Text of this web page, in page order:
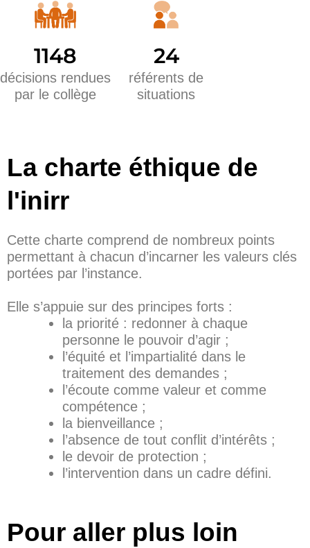
1148
décisions rendues
par le collège
24
référents de
situations
La charte éthique de
l'inirr
Cette charte comprend de nombreux points
permettant à chacun d’incarner les valeurs clés
portées par l’instance.
Elle s’appuie sur des principes forts :
la priorité : redonner à chaque
personne le pouvoir d’agir ;
l’équité et l’impartialité dans le
traitement des demandes ;
l’écoute comme valeur et comme
compétence ;
la bienveillance ;
l’absence de tout conflit d’intérêts ;
le devoir de protection ;
l’intervention dans un cadre défini.
Pour aller plus loin